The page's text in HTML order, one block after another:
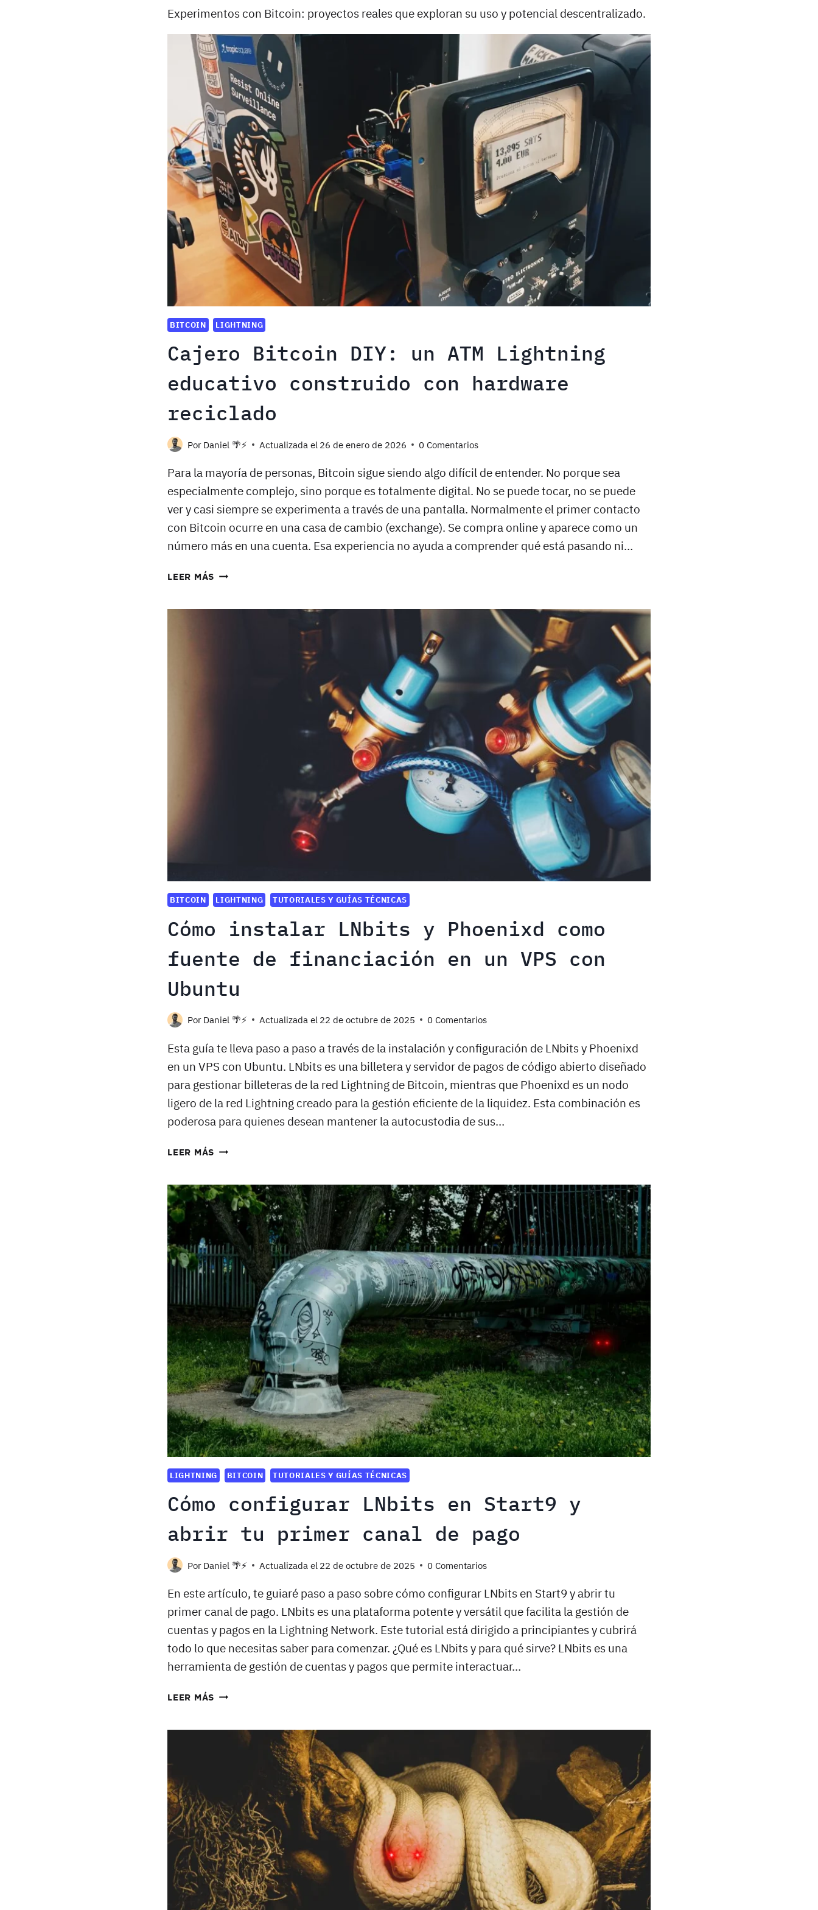
Experimentos con Bitcoin: proyectos reales que exploran su uso y potencial descentralizado.
BITCOIN LIGHTNING
Cajero Bitcoin DIY: un ATM Lightning
educativo construido con hardware
reciclado
Por Daniel 🌴⚡️ Actualizada el 26 de enero de 2026 0 Comentarios
Para la mayoría de personas, Bitcoin sigue siendo algo difícil de entender. No porque sea
especialmente complejo, sino porque es totalmente digital. No se puede tocar, no se puede
ver y casi siempre se experimenta a través de una pantalla. Normalmente el primer contacto
con Bitcoin ocurre en una casa de cambio (exchange). Se compra online y aparece como un
número más en una cuenta. Esa experiencia no ayuda a comprender qué está pasando ni…
LEER MÁS CAJERO
BITCOIN LIGHTNING TUTORIALES Y GUÍAS TÉCNICAS
Cómo instalar LNbits y Phoenixd como
fuente de financiación en un VPS con
Ubuntu
Por Daniel 🌴⚡️ Actualizada el 22 de octubre de 2025 0 Comentarios
Esta guía te lleva paso a paso a través de la instalación y configuración de LNbits y Phoenixd
en un VPS con Ubuntu. LNbits es una billetera y servidor de pagos de código abierto diseñado
para gestionar billeteras de la red Lightning de Bitcoin, mientras que Phoenixd es un nodo
ligero de la red Lightning creado para la gestión eficiente de la liquidez. Esta combinación es
poderosa para quienes desean mantener la autocustodia de sus…
LEER MÁS CÓMO
Y
PHOENIXD
COMO
FUENTE
DE
FINANCIACIÓN
VPS
CON
UBUNTU
LIGHTNING BITCOIN TUTORIALES Y GUÍAS TÉCNICAS
Cómo configurar LNbits en Start9 y
abrir tu primer canal de pago
Por Daniel 🌴⚡️ Actualizada el 22 de octubre de 2025 0 Comentarios
En este artículo, te guiaré paso a paso sobre cómo configurar LNbits en Start9 y abrir tu
primer canal de pago. LNbits es una plataforma potente y versátil que facilita la gestión de
cuentas y pagos en la Lightning Network. Este tutorial está dirigido a principiantes y cubrirá
todo lo que necesitas saber para comenzar. ¿Qué es LNbits y para qué sirve? LNbits es una
herramienta de gestión de cuentas y pagos que permite interactuar…
LEER MÁS CÓMO
PRIMER
CANAL
DE
PAGO